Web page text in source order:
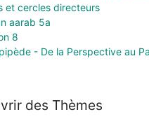
et cercles directeurs
aarab 5a
8
- De la Perspective au
des Thèmes